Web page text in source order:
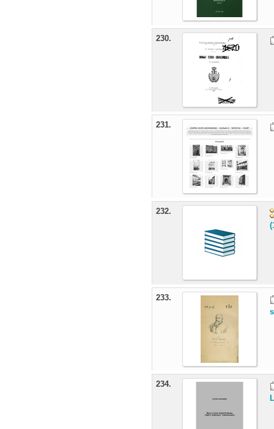
230.
231.
232.
233.
234.